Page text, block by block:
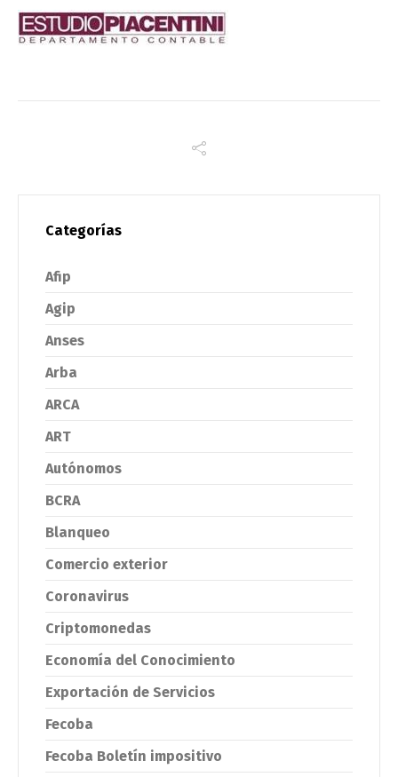
Categorías
Afip
Agip
Anses
Arba
ARCA
ART
Autónomos
BCRA
Blanqueo
Comercio exterior
Coronavirus
Criptomonedas
Economía del Conocimiento
Exportación de Servicios
Fecoba
Fecoba Boletín impositivo